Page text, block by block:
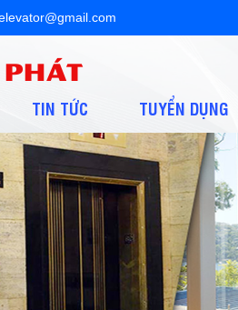
TIN TỨC TUYỂN DỤNG